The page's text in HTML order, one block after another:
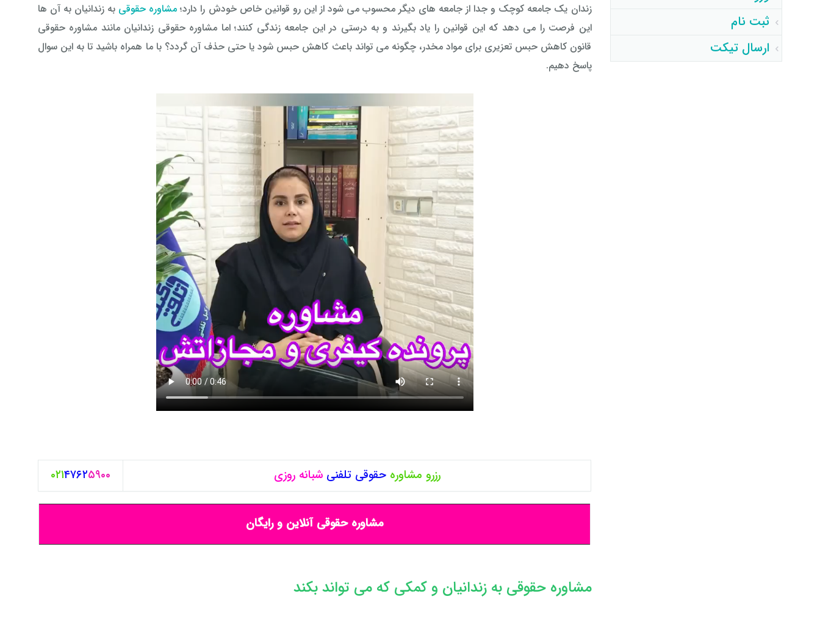
ثبت نام
ارسال تیکت
زندان یک جامعه کوچک و جدا از جامعه های دیگر محسوب می شود از این رو قوانین خاص خودش را دارد؛ مشاوره حقوقی به زندانیان به آن ها
این فرصت را می دهد که این قوانین را یاد بگیرند و به درستی در این جامعه زندگی کنند؛ اما مشاوره حقوقی زندانیان مانند مشاوره حقوقی
قانون کاهش حبس تعزیری برای مواد مخدر، چگونه می تواند باعث کاهش حبس شود یا حتی حذف آن گردد؟ با ما همراه باشید تا به این سوال
پاسخ دهیم.
رزرو مشاورهحقوقیتلفنی شبانه روزی ۰۲۱۴۷۶۲۵۹۰۰
مشاوره حقوقی آنلاین و رایگان
مشاوره حقوقی به زندانیان و کمکی که می تواند بکند